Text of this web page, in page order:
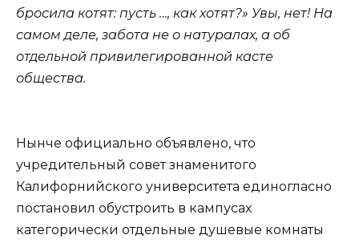
бросила котят: пусть …, как хотят?» Увы, нет! На
самом деле, забота не о натуралах, а об
отдельной привилегированной касте
общества.
Нынче официально объявлено, что
учредительный совет знаменитого
Калифорнийского университета единогласно
постановил обустроить в кампусах
категорически отдельные душевые комнаты